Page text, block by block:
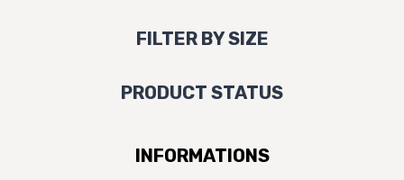
FILTER BY SIZE
PRODUCT STATUS
INFORMATIONS